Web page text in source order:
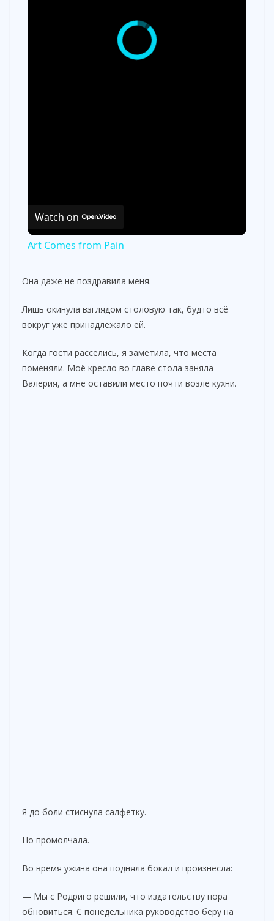
Watch on
Art Comes from Pain
Она даже не поздравила меня.
Лишь окинула взглядом столовую так, будто всё
вокруг уже принадлежало ей.
Когда гости расселись, я заметила, что места
поменяли. Моё кресло во главе стола заняла
Валерия, а мне оставили место почти возле кухни.
Я до боли стиснула салфетку.
Но промолчала.
Во время ужина она подняла бокал и произнесла:
— Мы с Родриго решили, что издательству пора
обновиться. С понедельника руководство беру на